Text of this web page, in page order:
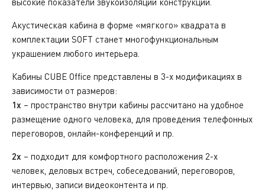
Акустическая кабина в форме «мягкого» квадрата в
комплектации SOFT станет многофункциональным
украшением любого интерьера.
Кабины CUBE Office представлены в 3-х модификациях в
зависимости от размеров:
1x – пространство внутри кабины рассчитано на удобное
размещение одного человека, для проведения телефонных
переговоров, онлайн-конференций и пр.
2x – подходит для комфортного расположения 2-х
человек, деловых встреч, собеседований, переговоров,
интервью, записи видеоконтента и пр.